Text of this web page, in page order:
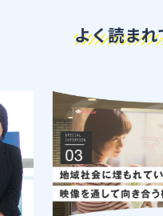
よく読ま